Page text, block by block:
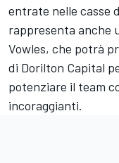
entrate nelle casse
rappresenta anche
Vowles, che potrà
di Dorilton Capital
potenziare il team
incoraggianti.